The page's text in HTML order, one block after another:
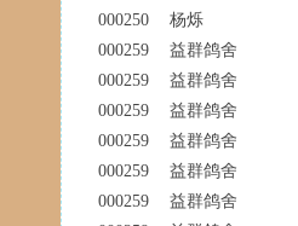
000250
杨烁
000259
益群鸽舍
000259
益群鸽舍
000259
益群鸽舍
000259
益群鸽舍
000259
益群鸽舍
000259
益群鸽舍